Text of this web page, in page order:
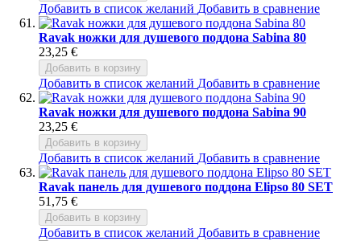
Добавить в список желаний Добавить в сравнение
Ravak ножки для душевого поддона Sabina 80
23,25 €
Добавить в корзину
Добавить в список желаний Добавить в сравнение
Ravak ножки для душевого поддона Sabina 90
23,25 €
Добавить в корзину
Добавить в список желаний Добавить в сравнение
Ravak панель для душевого поддона Elipso 80 SET
51,75 €
Добавить в корзину
Добавить в список желаний Добавить в сравнение